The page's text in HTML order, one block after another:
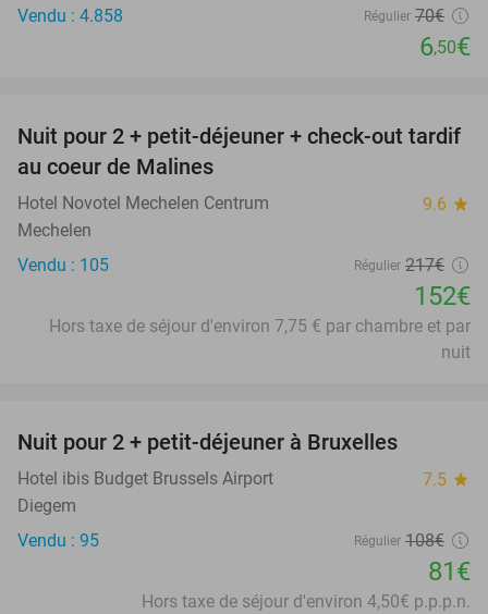
Vendu : 4.858
Régulier 70€
6,50€
30%
Nuit pour 2 + petit-déjeuner + check-out tardif
au coeur de Malines
Hotel Novotel Mechelen Centrum 9.6 star
Mechelen
Vendu : 105
Régulier 217€
152€
Hors taxe de séjour d'environ 7,75 € par chambre et par
nuit
Nuit pour 2 + petit-déjeuner à Bruxelles
Hotel ibis Budget Brussels Airport 7.5 star
Diegem
Vendu : 95
Régulier 108€
81€
Hors taxe de séjour d'environ 4,50€ p.p.p.n.